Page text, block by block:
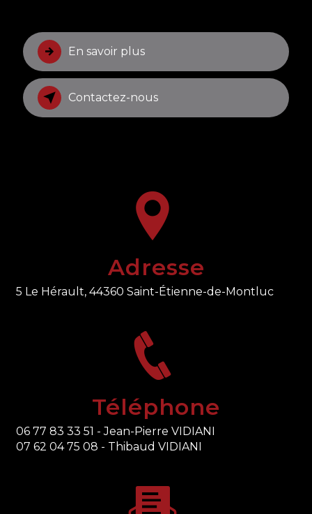
En savoir plus
Contactez-nous
Adresse
5 Le Hérault, 44360 Saint-Étienne-de-Montluc
Téléphone
06 77 83 33 51 - Jean-Pierre VIDIANI
07 62 04 75 08 - Thibaud VIDIANI